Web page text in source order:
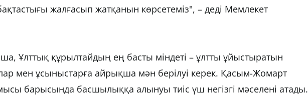
жалғасып жатқанын көрсетеміз", – деді Мемлекет
Ұлттық құрылтайдың ең басты міндеті – ұлтты ұйыстыратын
мен ұсыныстарға айрықша мән берілуі керек. Қасым-Жомарт
барысында басшылыққа алынуы тиіс үш негізгі мәселені атады.